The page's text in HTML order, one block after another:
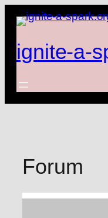
Zum
Inhalt
springen
ignite-a-
Forum